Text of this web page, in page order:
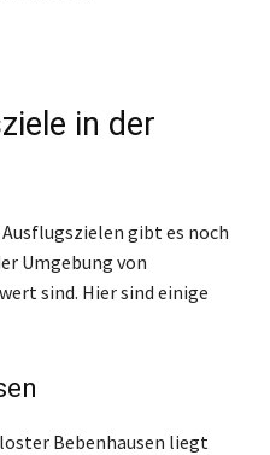
in der
gibt es noch
Umgebung von
sind. Hier sind einige
Bebenhausen liegt